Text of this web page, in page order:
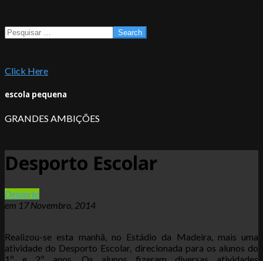
Search
Click Here
escola pequena
GRANDES AMBIÇÕES
Desporto Escolar
Desporto
em 17 Novembro, 2014
Realizou-se esta manhã, no Estádio da Madeira, mais uma
atividade do Desporto Escolar, direcionada para os alunos do